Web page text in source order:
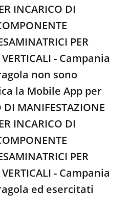
INCARICO DI
PER
VERTICALI - Campania
non sono
la Mobile App per
DI MANIFESTAZIONE
INCARICO DI
PER
VERTICALI - Campania
ed esercitati